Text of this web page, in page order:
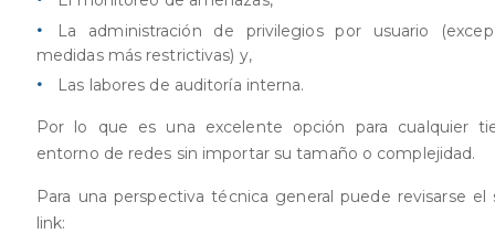
La administración de privilegios por usuario
medidas más restrictivas) y,
Las labores de auditoría interna.
Por lo que es una excelente opción para cualquier
entorno de redes sin importar su tamaño o complejidad.
Para una perspectiva técnica general puede revisarse el
link: